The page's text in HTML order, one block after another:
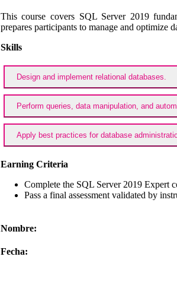
This course covers SQL Server 2019
prepares participants to manage and optimize
Skills
Design and implement relational databases.
Perform queries, data manipulation, and
Apply best practices for database
Earning Criteria
Complete the SQL Server 2019 Expert
Pass a final assessment validated by
Nombre:
Fecha: